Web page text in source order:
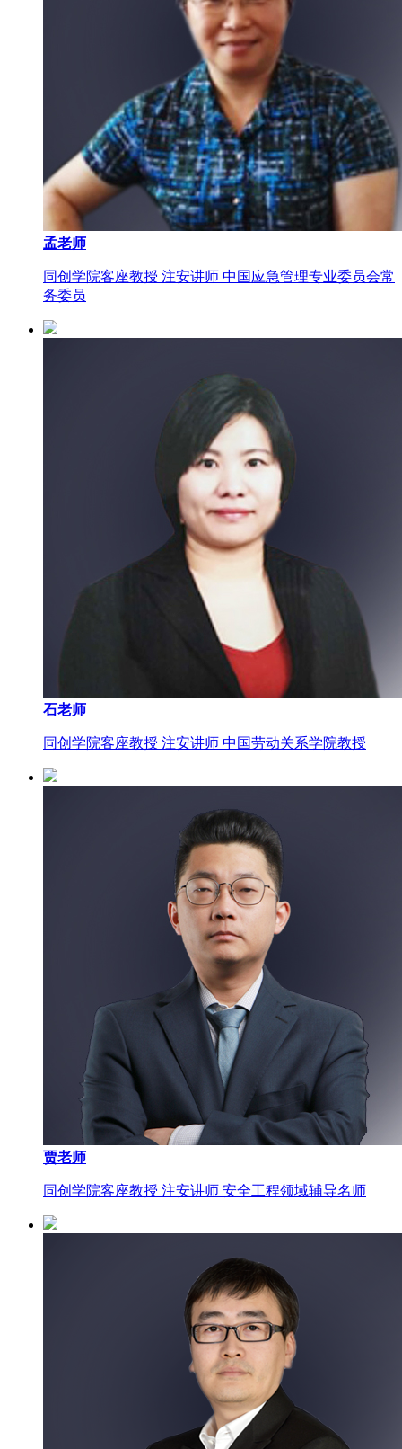
孟老师
同创学院客座教授 注安讲师 中国应急管理专业委员会常
务委员
石老师
同创学院客座教授 注安讲师 中国劳动关系学院教授
贾老师
同创学院客座教授 注安讲师 安全工程领域辅导名师